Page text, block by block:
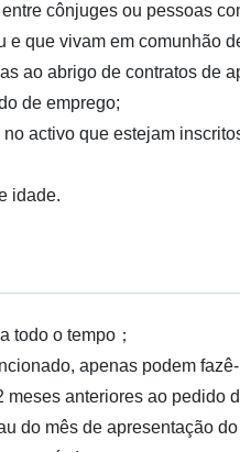
cônjuges ou pessoas
que vivam em comunhão
ao abrigo de contratos de
de emprego;
activo que estejam
idade.
todo o tempo；
apenas podem
anteriores ao pedido
do mês de apresentação do